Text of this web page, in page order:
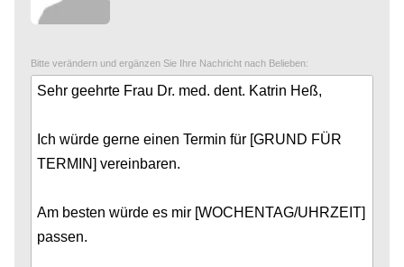
Bitte verändern und ergänzen Sie Ihre Nachricht nach Belieben: